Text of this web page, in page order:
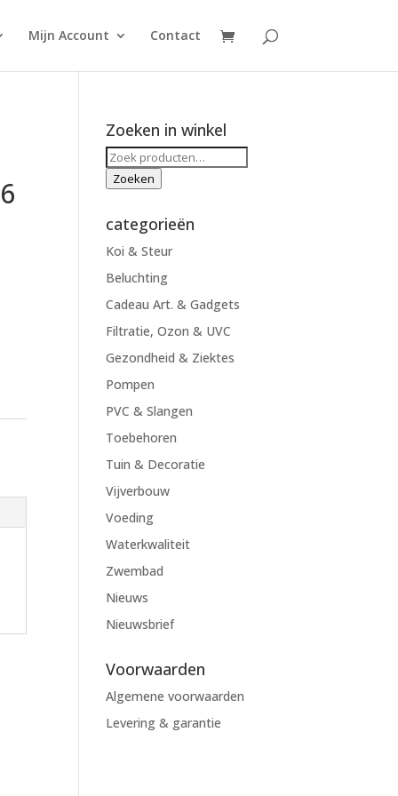
Mijn Account Contact
Zoeken in winkel
Zoeken
naar:
Zoeken
categorieën
Koi & Steur
Beluchting
Cadeau Art. & Gadgets
Filtratie, Ozon & UVC
Gezondheid & Ziektes
Pompen
PVC & Slangen
Toebehoren
Tuin & Decoratie
Vijverbouw
Voeding
Waterkwaliteit
Zwembad
Nieuws
Nieuwsbrief
Voorwaarden
Algemene voorwaarden
Levering & garantie